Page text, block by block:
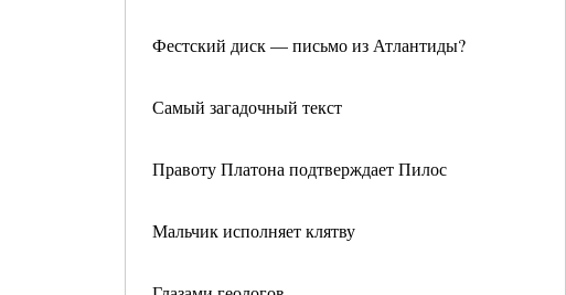
Фестский диск — письмо из Атлантиды?
Самый загадочный текст
Правоту Платона подтверждает Пилос
Мальчик исполняет клятву